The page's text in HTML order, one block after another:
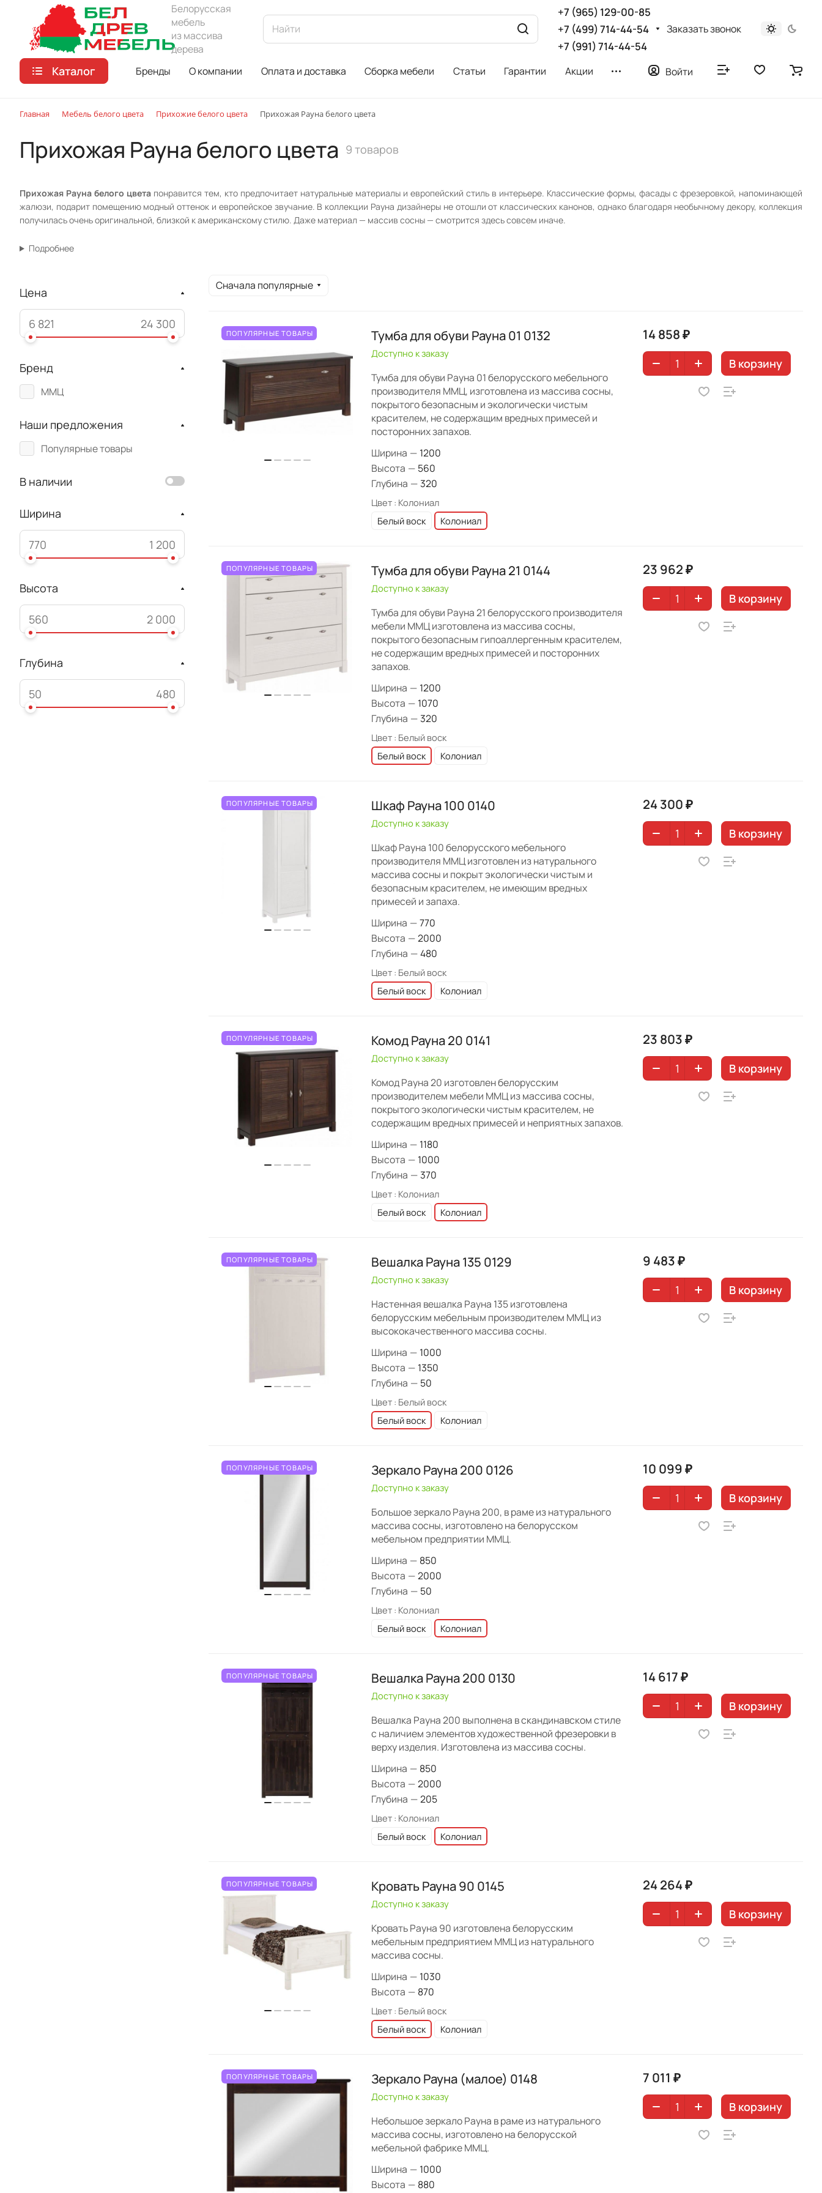
Белорусская
мебель
из массива
дерева
+7 (965) 129-00-85
+7 (499) 714-44-54
+7 (991) 714-44-54
Заказать звонок
Каталог Бренды О компании Оплата и доставка Сборка мебели Статьи Гарантии Акции Войти
Главная Мебель белого цвета Прихожие белого цвета Прихожая Рауна белого цвета
Прихожая Рауна белого цвета 9 товаров
Прихожая Рауна белого цвета понравится тем, кто предпочитает натуральные материалы и европейский стиль в интерьере. Классические формы, фасады с фрезеровкой, напоминающей
жалюзи, подарит помещению модный оттенок и европейское звучание. В коллекции Рауна дизайнеры не отошли от классических канонов, однако благодаря необычному декору, коллекция
получилась очень оригинальной, близкой к американскому стилю. Даже материал — массив сосны — смотрится здесь совсем иначе.
Подробнее
Сначала популярные
ПОПУЛЯРНЫЕ ТОВАРЫ Тумба для обуви Рауна 01 0132
Доступно к заказу
Тумба для обуви Рауна 01 белорусского мебельного
производителя ММЦ, изготовлена из массива сосны,
покрытого безопасным и экологически чистым
красителем, не содержащим вредных примесей и
посторонних запахов.
Ширина — 1200
Высота — 560
Глубина — 320
Цвет : Колониал
Белый воск
Колониал
14 858 ₽
В корзину
ПОПУЛЯРНЫЕ ТОВАРЫ Тумба для обуви Рауна 21 0144
Доступно к заказу
Тумба для обуви Рауна 21 белорусского производителя
мебели ММЦ изготовлена из массива сосны,
покрытого безопасным гипоаллергенным красителем,
не содержащим вредных примесей и посторонних
запахов.
Ширина — 1200
Высота — 1070
Глубина — 320
Цвет : Белый воск
Белый воск
Колониал
23 962 ₽
В корзину
ПОПУЛЯРНЫЕ ТОВАРЫ Шкаф Рауна 100 0140
Доступно к заказу
Шкаф Рауна 100 белорусского мебельного
производителя ММЦ изготовлен из натурального
массива сосны и покрыт экологически чистым и
безопасным красителем, не имеющим вредных
примесей и запаха.
Ширина —770
Высота —2000
Глубина —480
Цвет : Белый воск
Белый воск
Колониал
24 300 ₽
В корзину
ПОПУЛЯРНЫЕ ТОВАРЫ Комод Рауна 20 0141
Доступно к заказу
Комод Рауна 20 изготовлен белорусским
производителем мебели ММЦ из массива сосны,
покрытого экологически чистым красителем, не
содержащим вредных примесей и неприятных запахов.
Ширина — 1180
Высота — 1000
Глубина — 370
Цвет : Колониал
Белый воск
Колониал
23 803 ₽
В корзину
ПОПУЛЯРНЫЕ ТОВАРЫ Вешалка Рауна 135 0129
Доступно к заказу
Настенная вешалка Рауна 135 изготовлена
белорусским мебельным производителем ММЦ из
высококачественного массива сосны.
Ширина — 1000
Высота — 1350
Глубина — 50
Цвет : Белый воск
Белый воск
Колониал
9 483 ₽
В корзину
ПОПУЛЯРНЫЕ ТОВАРЫ Зеркало Рауна 200 0126
Доступно к заказу
Большое зеркало Рауна 200, в раме из натурального
массива сосны, изготовлено на белорусском
мебельном предприятии ММЦ.
Ширина — 850
Высота —2000
Глубина — 50
Цвет : Колониал
Белый воск
Колониал
10 099 ₽
В корзину
ПОПУЛЯРНЫЕ ТОВАРЫ Вешалка Рауна 200 0130
Доступно к заказу
Вешалка Рауна 200 выполнена в скандинавском стиле
с наличием элементов художественной фрезеровки в
верху изделия. Изготовлена из массива сосны.
Ширина — 850
Высота —2000
Глубина —205
Цвет : Колониал
Белый воск
Колониал
14 617 ₽
В корзину
ПОПУЛЯРНЫЕ ТОВАРЫ Кровать Рауна 90 0145
Доступно к заказу
Кровать Рауна 90 изготовлена белорусским
мебельным предприятием ММЦ из натурального
массива сосны.
Ширина — 1030
Высота — 870
Цвет : Белый воск
Белый воск
Колониал
24 264 ₽
В корзину
ПОПУЛЯРНЫЕ ТОВАРЫ Зеркало Рауна (малое) 0148
Доступно к заказу
Небольшое зеркало Рауна в раме из натурального
массива сосны, изготовлено на белорусской
мебельной фабрике ММЦ.
Ширина — 1000
Высота — 880
7 011 ₽
В корзину
Цена
Бренд
ММЦ
Наши предложения
Популярные товары
В наличии
Ширина
Высота
Глубина